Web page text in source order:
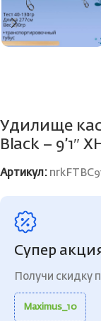
Удилище
Black – 9’1″
Артикул:
Супер
Получи скидку
Maximus_10